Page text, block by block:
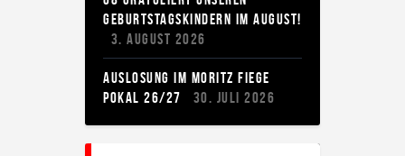
EBURTSTAGSKINDERN IM AUGUST!
3. AUGUST 2026
AUSLOSUNG IM MORITZ FIEGE
POKAL 26/27
30. JULI 2026